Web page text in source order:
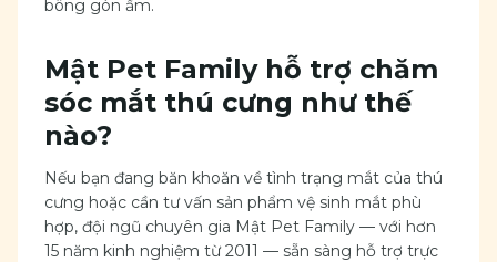
bông gòn ẩm.
Mật Pet Family hỗ trợ chăm
sóc mắt thú cưng như thế
nào?
Nếu bạn đang băn khoăn về tình trạng mắt của thú
cưng hoặc cần tư vấn sản phẩm vệ sinh mắt phù
hợp, đội ngũ chuyên gia Mật Pet Family — với hơn
15 năm kinh nghiệm từ 2011 — sẵn sàng hỗ trợ trực